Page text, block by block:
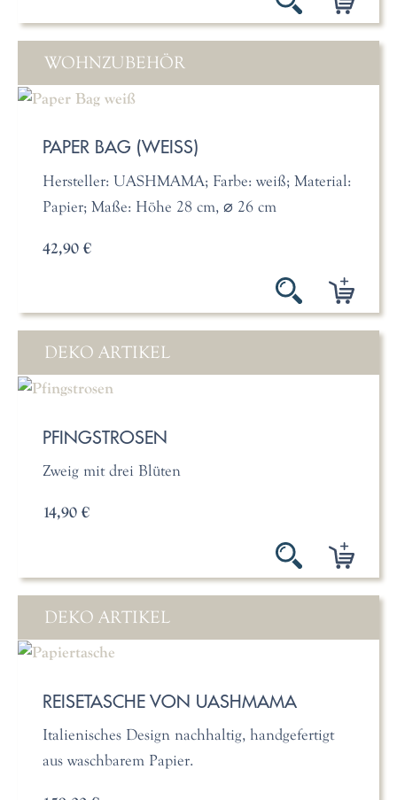
WOHNZUBEHÖR
PAPER BAG (WEISS)
Hersteller: UASHMAMA; Farbe: weiß; Material:
Papier; Maße: Höhe 28 cm, ⌀ 26 cm
42,90 €
DEKO ARTIKEL
PFINGSTROSEN
Zweig mit drei Blüten
14,90 €
DEKO ARTIKEL
REISETASCHE VON UASHMAMA
Italienisches Design nachhaltig, handgefertigt
aus waschbarem Papier.